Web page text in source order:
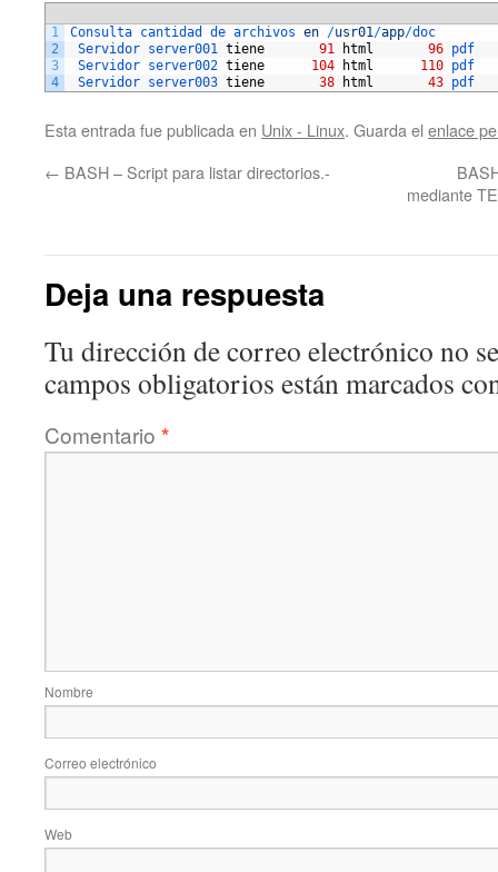
1
2
3
4
Consulta cantidad de archivos en /usr01/app/doc
Servidor server001 tiene 91 html 96 pdf
Servidor server002 tiene 104 html 110 pdf
Servidor server003 tiene 38 html 43 pdf
Esta entrada fue publicada en Unix - Linux. Guarda el enlace
← BASH – Script para listar directorios.-
mediante
Deja una respuesta
Tu dirección de correo electrónico no
campos obligatorios están marcados
Comentario *
Nombre
Correo electrónico
Web